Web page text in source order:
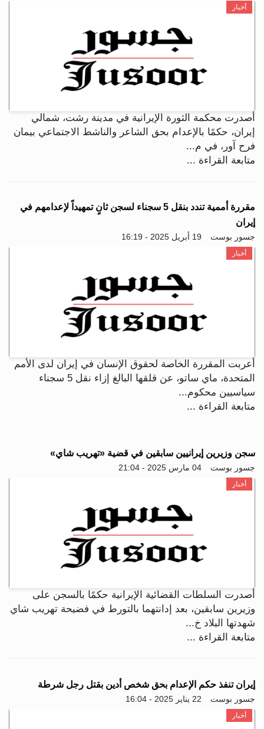
أخبار
أصدرت محكمة الثورة الإيرانية في مدينة رشت، شمالي
إيران، حكمًا بالإعدام بحق الشاعر والناشط الاجتماعي بيمان
فرح‌ آور، في م...
متابعة القراءة ...
مقررة أممية تندد بنقل 5 سجناء لسجن ثانٍ تمهيداً لإعدامهم في
إيران
جسور بوست 19 أبريل 2025 - 16:19
أخبار
أعربت المقررة الخاصة لحقوق الإنسان في إيران لدى الأمم
المتحدة، ماي ساتو، عن قلقها البالغ إزاء نقل 5 سجناء
سياسيين محكوم...
متابعة القراءة ...
سجن وزيرين إيرانيين سابقين في قضية «تهريب شاي»
جسور بوست 04 مارس 2025 - 21:04
أخبار
أصدرت السلطات القضائية الإيرانية حكمًا بالسجن على
وزيرين سابقين، بعد إدانتهما بالتورط في فضيحة تهريب شاي
شهدتها البلاد خ...
متابعة القراءة ...
إيران تنفذ حكم الإعدام بحق شخص أدين بقتل رجل شرطة
جسور بوست 22 يناير 2025 - 16:04
أخبار